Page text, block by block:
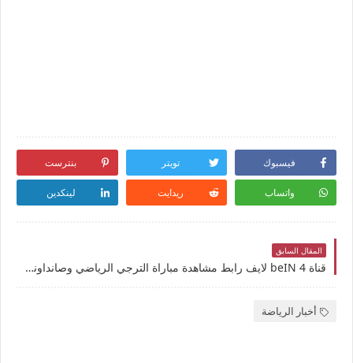
فيسبوك تويتر بنترست
واتساب ريدايت لينكدين
المقال السابق
قناة beIN 4 لايف رابط مشاهدة مباراة الترجي الرياضي وصانداونز بث مباشر بتاريخ 8-4-2025 دوري أبطال أفريقيا يوتيوب بدون تقطيع
أخبار الرياضة